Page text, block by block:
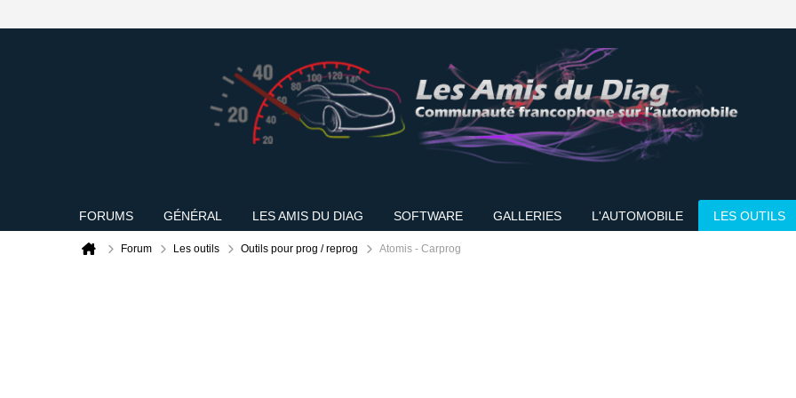
FORUMS GÉNÉRAL LES AMIS DU DIAG SOFTWARE GALLERIES L'AUTOMOBILE LES OUTILS
Forum Les outils Outils pour prog / reprog Atomis - Carprog